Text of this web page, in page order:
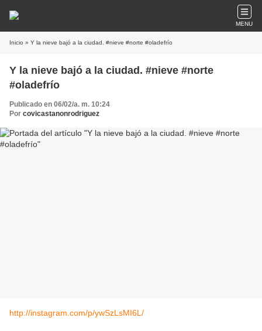
MENU
Inicio » Y la nieve bajó a la ciudad. #nieve #norte #oladefrío
Y la nieve bajó a la ciudad. #nieve #norte
#oladefrío
Publicado en 06/02/a. m. 10:24
Por covicastanonrodriguez
http://instagram.com/p/ywSzLsMI6L/